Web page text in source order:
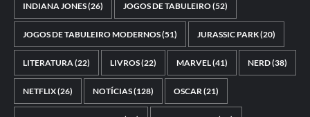
INDIANA JONES(26) JOGOS DE TABULEIRO(52)
JOGOS DE TABULEIRO MODERNOS(51) JURASSIC PARK(20)
LITERATURA(22) LIVROS(22) MARVEL(41) NERD(38)
NETFLIX(26) NOTÍCIAS(128) OSCAR(21)